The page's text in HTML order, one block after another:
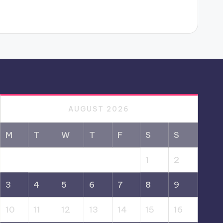
AUGUST 2026
M T W T F S S
1 2
3 4 5 6 7 8 9
10 11 12 13 14 15 16